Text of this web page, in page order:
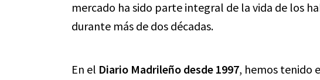
mercado ha sido parte integral de la vida de los
durante más de dos décadas.
En el Diario Madrileño desde 1997, hemos tenido